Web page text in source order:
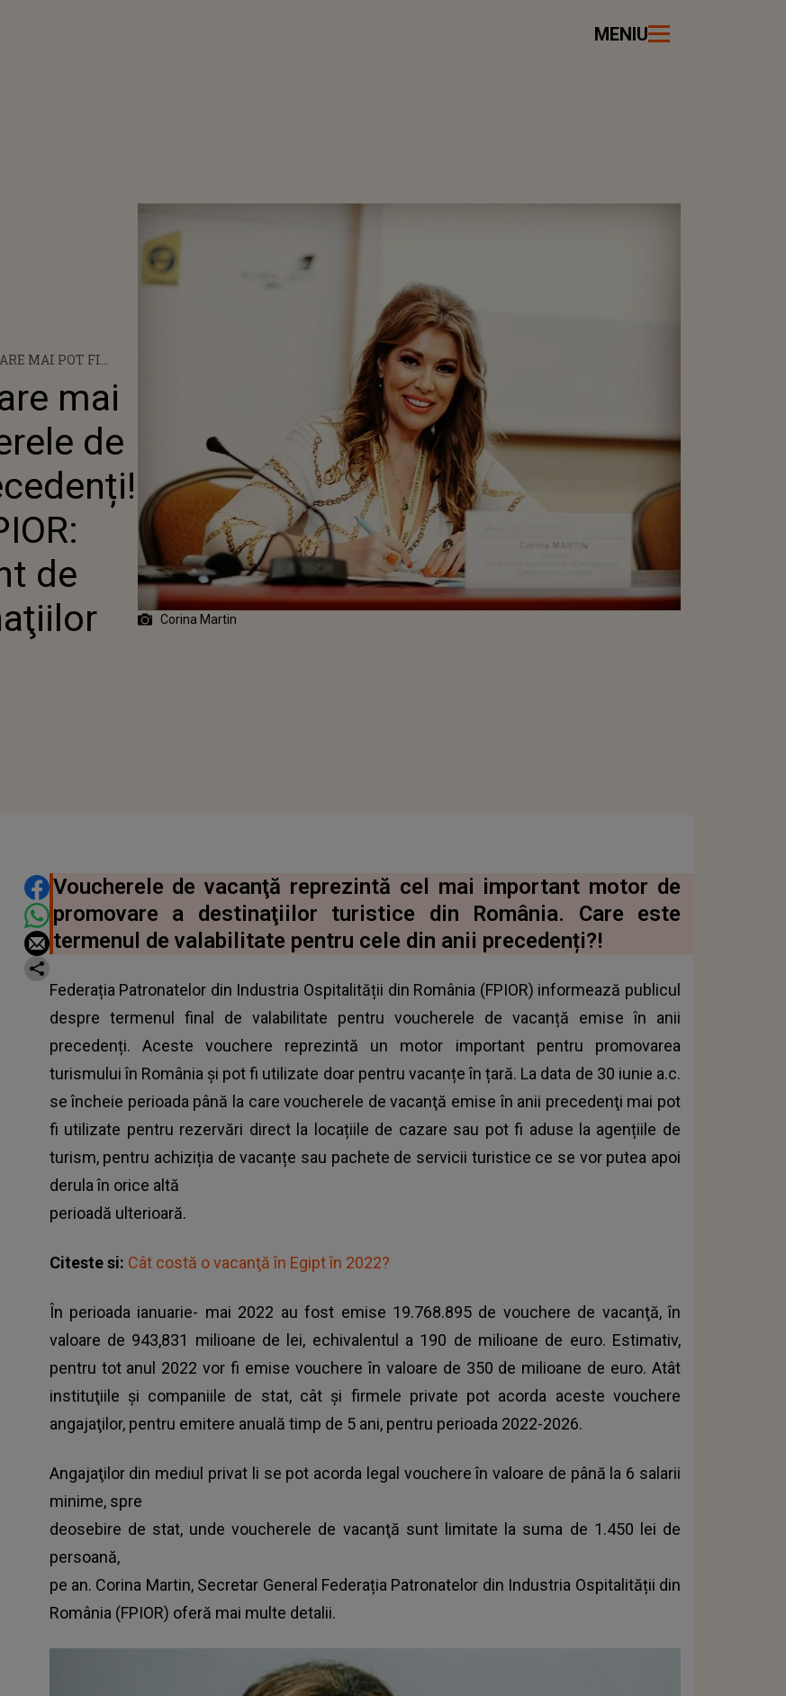
MENIU
MAI POT FI
FĂCUT DE
DE
TURISTICE”
mai
de
de
Corina Martin
DISTRIBUIE ARTICOLUL
Voucherele de vacanţă reprezintă cel mai important motor de
promovare a destinaţiilor turistice din România. Care este
termenul de valabilitate pentru cele din anii precedenți?!
Federația Patronatelor din Industria Ospitalității din România (FPIOR) informează publicul
despre termenul final de valabilitate pentru voucherele de vacanță emise în anii
precedenți. Aceste vouchere reprezintă un motor important pentru promovarea
turismului în România și pot fi utilizate doar pentru vacanțe în țară. La data de 30 iunie a.c.
se încheie perioada până la care voucherele de vacanţă emise în anii precedenţi mai pot
fi utilizate pentru rezervări direct la locațiile de cazare sau pot fi aduse la agențiile de
turism, pentru achiziția de vacanțe sau pachete de servicii turistice ce se vor putea apoi
derula în orice altă
perioadă ulterioară.
Citeste si: Cât costă o vacanţă în Egipt în 2022?
În perioada ianuarie- mai 2022 au fost emise 19.768.895 de vouchere de vacanţă, în
valoare de 943,831 milioane de lei, echivalentul a 190 de milioane de euro. Estimativ,
pentru tot anul 2022 vor fi emise vouchere în valoare de 350 de milioane de euro. Atât
instituţiile şi companiile de stat, cât şi firmele private pot acorda aceste vouchere
angajaţilor, pentru emitere anuală timp de 5 ani, pentru perioada 2022-2026.
Angajaţilor din mediul privat li se pot acorda legal vouchere în valoare de până la 6 salarii
minime, spre
deosebire de stat, undevoucherele de vacanţă sunt limitate la suma de 1.450 lei de
persoană,
pe an. Corina Martin, Secretar General Federația Patronatelor din Industria Ospitalității din
România (FPIOR) oferă mai multe detalii.